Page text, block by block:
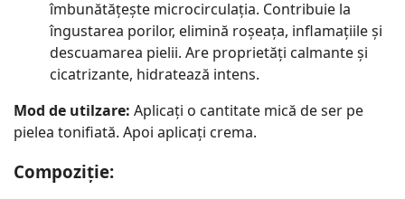
îmbunătățește microcirculația. Contribuie la
îngustarea porilor, elimină roșeața, inflamațiile și
descuamarea pielii. Are proprietăți calmante și
cicatrizante, hidratează intens.
Mod de utilzare: Aplicați o cantitate mică de ser pe
pielea tonifiată. Apoi aplicați crema.
Compoziție: